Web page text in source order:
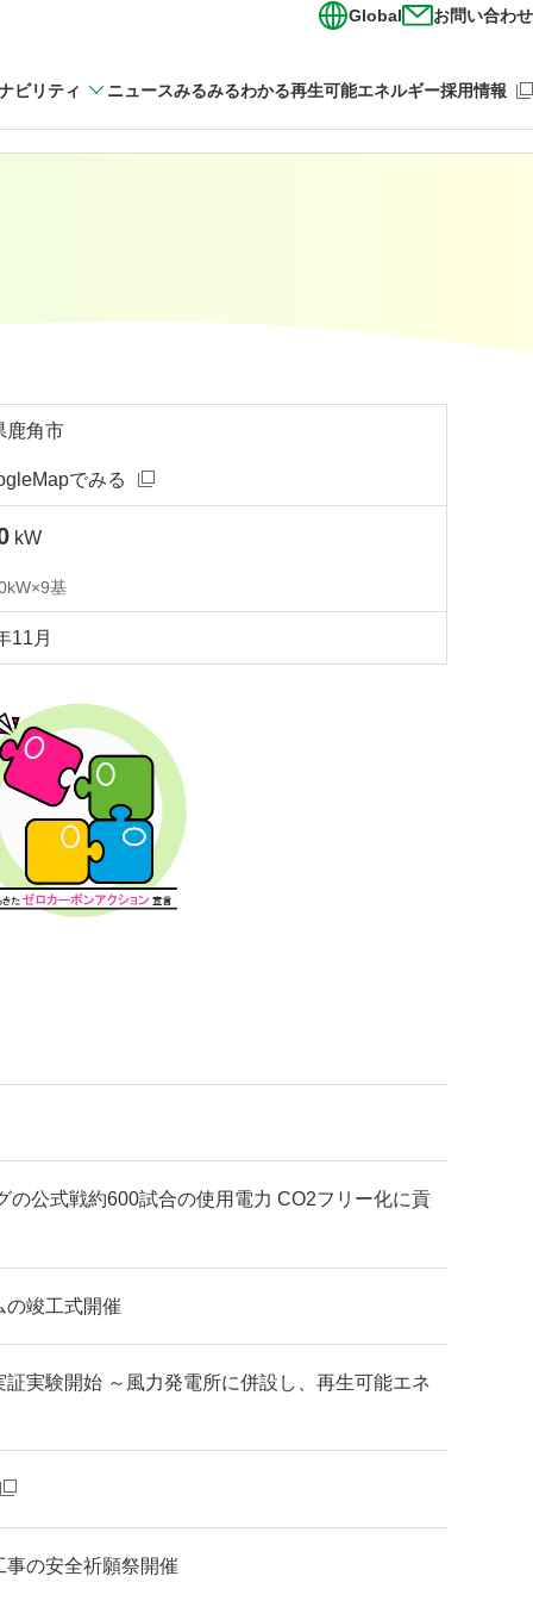
Global お問い合わせ
ビリティ ニュースみるみるわかる再生可能エネルギー採用情報
（新
鹿角市
でみる
kW
基
11月
公式戦約600試合の使用電力 CO2フリー化に貢
の竣工式開催
実験開始 ～風力発電所に併設し、再生可能エネ
の安全祈願祭開催